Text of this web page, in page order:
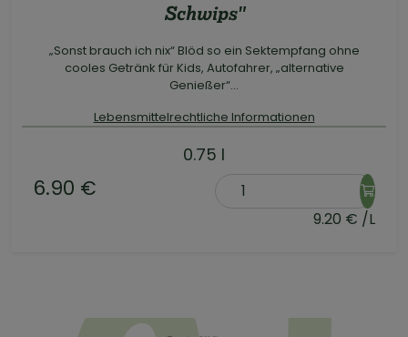
Schwips"
„Sonst brauch ich nix“ Blöd so ein Sektempfang ohne
cooles Getränk für Kids, Autofahrer, „alternative
Genießer“...
Lebensmittelrechtliche Informationen
0.75 l
6.90 €
9.20 € /L